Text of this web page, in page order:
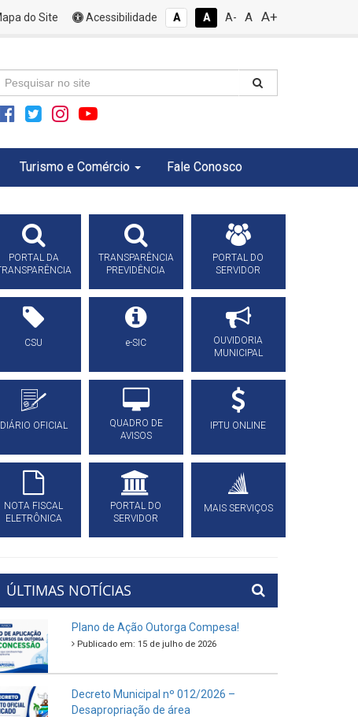
do Site Acessibilidade A A A- A A+
Turismo e Comércio Fale Conosco
PORTAL DA
TRANSPARÊNCIA
PREVIDÊNCIA
PORTAL DO
SERVIDOR
CSU e-SIC
OUVIDORIA
MUNICIPAL
DIÁRIO OFICIAL
QUADRO DE
AVISOS
IPTU ONLINE
NOTA FISCAL
ELETRÔNICA
PORTAL DO
SERVIDOR
MAIS SERVIÇOS
ÚLTIMAS NOTÍCIAS
Plano de Ação Outorga Compesa!
Publicado em: 15 de julho de 2026
Decreto Municipal nº 012/2026 –
Desapropriação de área